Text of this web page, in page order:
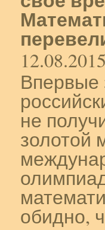
Впервые
не
золотой
обидно,